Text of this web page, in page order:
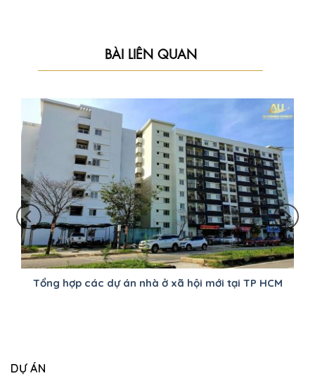
BÀI LIÊN QUAN
Tổng hợp các dự án nhà ở xã hội mới tại TP HCM
DỰ ÁN